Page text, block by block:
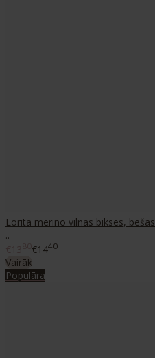
Lorita merino vilnas bikses, bēšas
..
€1440
Vairāk
Populāra